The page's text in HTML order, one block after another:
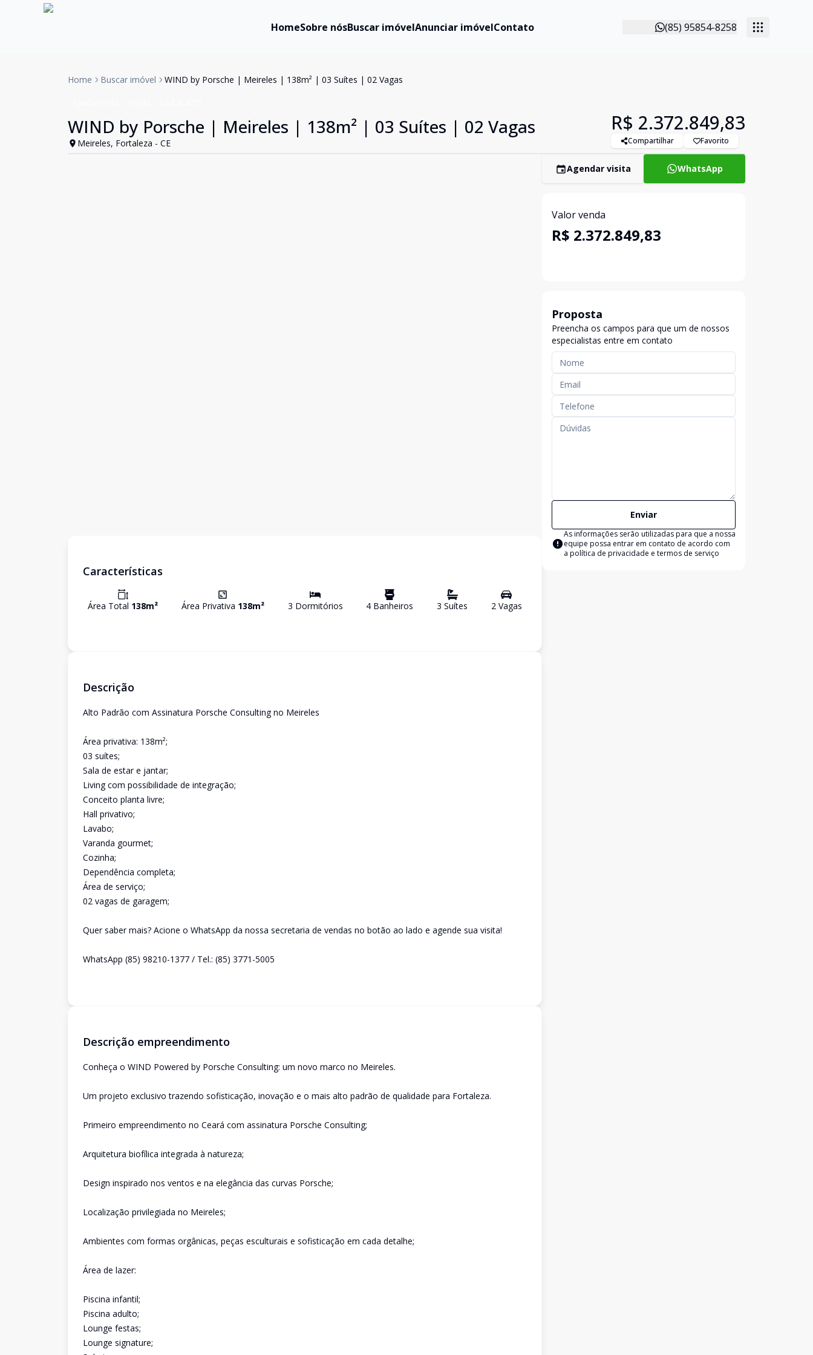
HomeSobre nósBuscar imóvelAnunciar imóvelContato (85) 95854-8258
Home Buscar imóvel WIND by Porsche | Meireles | 138m² | 03 Suítes | 02 Vagas
WIND by Porsche | Meireles | 138m² | 03 Suítes | 02 Vagas
Meireles, Fortaleza - CE
R$ 2.372.849,83
Compartilhar Favorito
Características
Área Total 138m² Área Privativa 138m² 3 Dormitórios 4 Banheiros 3 Suítes 2Vagas
Descrição
Alto Padrão com Assinatura Porsche Consulting no Meireles
Área privativa: 138m²;
03 suítes;
Sala de estar e jantar;
Living com possibilidade de integração;
Conceito planta livre;
Hall privativo;
Lavabo;
Varanda gourmet;
Cozinha;
Dependência completa;
Área de serviço;
02 vagas de garagem;
Quer saber mais? Acione o WhatsApp da nossa secretaria de vendas no botão ao lado e agende sua visita!
WhatsApp (85) 98210-1377 / Tel.: (85) 3771-5005
Descrição empreendimento
Conheça o WIND Powered by Porsche Consulting: um novo marco no Meireles.
Um projeto exclusivo trazendo sofisticação, inovação e o mais alto padrão de qualidade para Fortaleza.
Primeiro empreendimento no Ceará com assinatura Porsche Consulting;
Arquitetura biofílica integrada à natureza;
Design inspirado nos ventos e na elegância das curvas Porsche;
Localização privilegiada no Meireles;
Ambientes com formas orgânicas, peças esculturais e sofisticação em cada detalhe;
Área de lazer:
Piscina infantil;
Piscina adulto;
Lounge festas;
Lounge signature;
Agendar visita WhatsApp
Valor venda
R$ 2.372.849,83
Proposta
Preencha os campos para que um de nossos
especialistas entre em contato
Enviar
As informações serão utilizadas para que a nossa
equipe possa entrar em contato de acordo com
a política de privacidade e termos de serviço